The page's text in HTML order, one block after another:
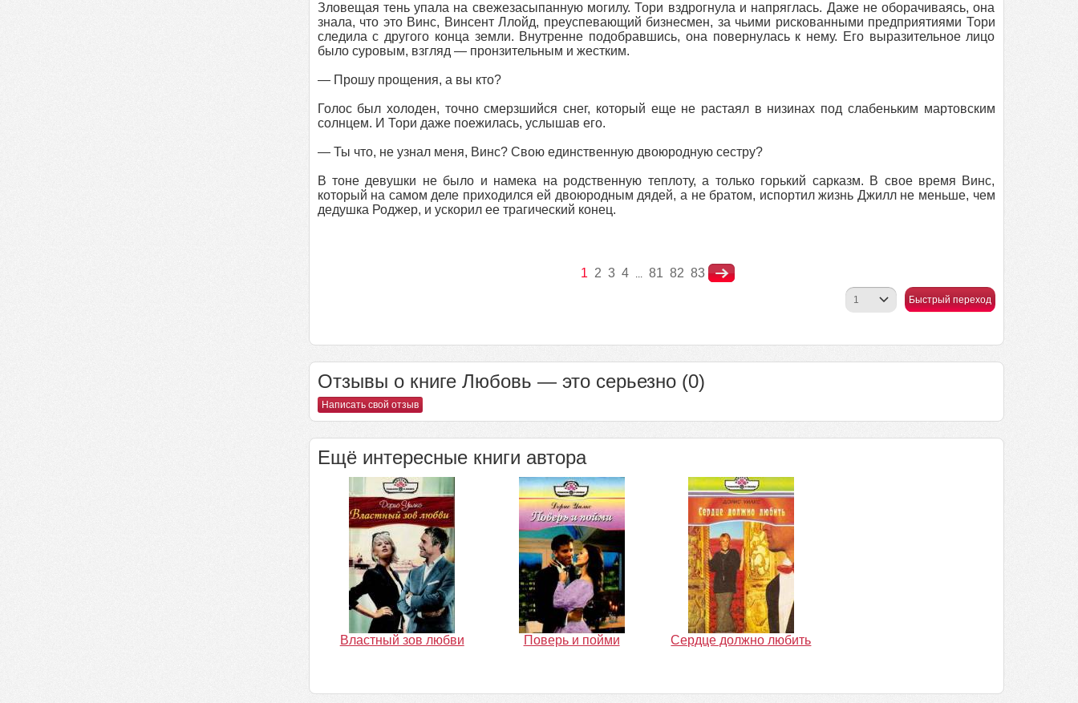
Зловещая тень упала на свежезасыпанную могилу. Тори вздрогнула и напряглась. Даже не оборачиваясь, она
знала, что это Винс, Винсент Ллойд, преуспевающий бизнесмен, за чьими рискованными предприятиями Тори
следила с другого конца земли. Внутренне подобравшись, она повернулась к нему. Его выразительное лицо
было суровым, взгляд — пронзительным и жестким.
— Прошу прощения, а вы кто?
Голос был холоден, точно смерзшийся снег, который еще не растаял в низинах под слабеньким мартовским
солнцем. И Тори даже поежилась, услышав его.
— Ты что, не узнал меня, Винс? Свою единственную двоюродную сестру?
В тоне девушки не было и намека на родственную теплоту, а только горький сарказм. В свое время Винс,
который на самом деле приходился ей двоюродным дядей, а не братом, испортил жизнь Джилл не меньше, чем
дедушка Роджер, и ускорил ее трагический конец.
1 2 3 4 ... 81 82 83
Быстрый переход
Отзывы о книге Любовь — это серьезно (0)
Написать свой отзыв
Ещё интересные книги автора
Властный зов любви Поверь и пойми Сердце должно любить